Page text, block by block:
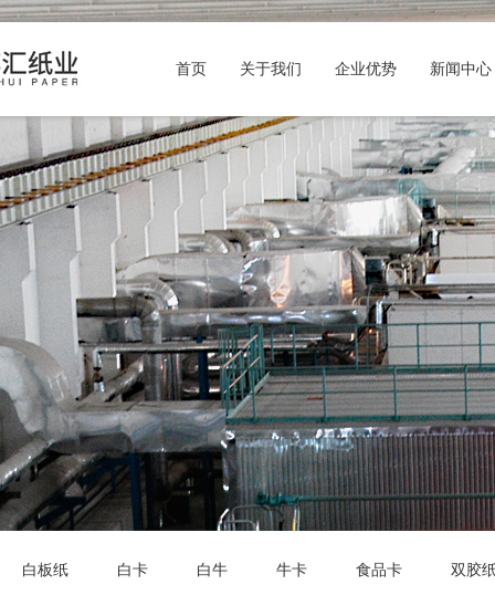
首页 关于我们 企业优势 新闻中心
白板纸 白卡 白牛 牛卡 食品卡 双胶